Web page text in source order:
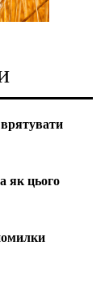
як цього